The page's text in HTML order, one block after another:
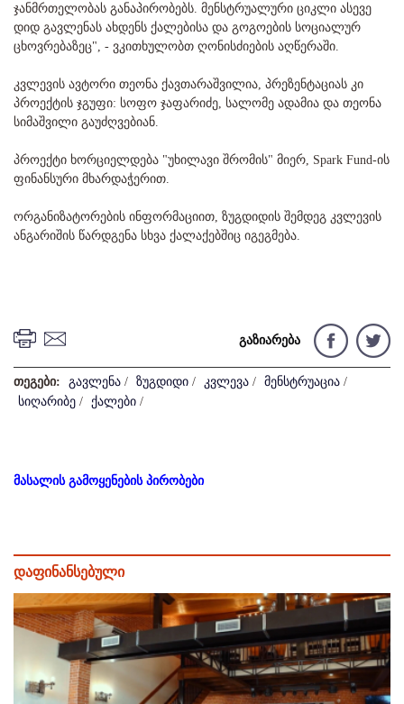
ჯანმრთელობას განაპირობებს. მენსტრუალური ციკლი ასევე
დიდ გავლენას ახდენს ქალებისა და გოგოების სოციალურ
ცხოვრებაზეც", - ვკითხულობთ ღონისძიების აღწერაში.
კვლევის ავტორი თეონა ქავთარაშვილია, პრეზენტაციას კი
პროექტის ჯგუფი: სოფო ჯაფარიძე, სალომე ადამია და თეონა
სიმაშვილი გაუძღვებიან.
პროექტი ხორციელდება "უხილავი შრომის" მიერ, Spark Fund-ის
ფინანსური მხარდაჭერით.
ორგანიზატორების ინფორმაციით, ზუგდიდის შემდეგ კვლევის
ანგარიშის წარდგენა სხვა ქალაქებშიც იგეგმება.
გაზიარება
თეგები: გავლენა / ზუგდიდი / კვლევა / მენსტრუაცია /
სიღარიბე / ქალები /
მასალის გამოყენების პირობები
დაფინანსებული